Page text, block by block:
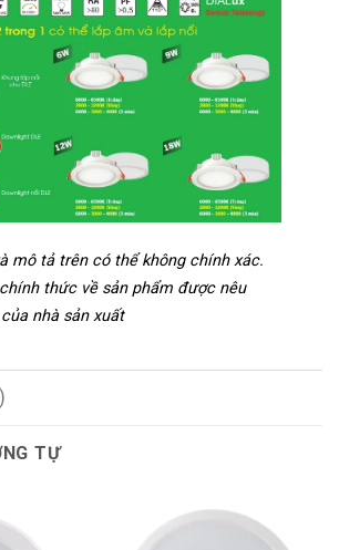
mô tả trên có thể không chính xác.
thức về sản phẩm được nêu
nhà sản xuất
TỰ